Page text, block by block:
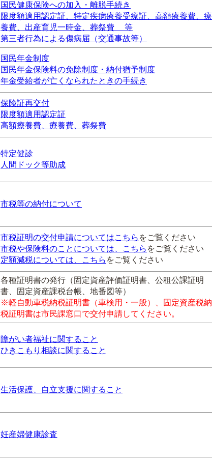
国民健康保険への加入・離脱手続き
限度額適用認定証、特定疾病療養受療証、高額療養費、療
養費、出産育児一時金、葬祭費 等
第三者行為による傷病届（交通事故等）
国民年金制度
国民年金保険料の免除制度・納付猶予制度
年金受給者が亡くなられたときの手続き
保険証再交付
限度額適用認定証
高額療養費、療養費、葬祭費
特定健診
人間ドック等助成
市税等の納付について
市税証明の交付申請についてはこちら をご覧ください
市税や保険料のことについては、こちら をご覧ください
定額減税については、こちら をご覧ください
各種証明書の発行（固定資産評価証明書、公租公課証明
書、固定資産課税台帳、地番図等）
※軽自動車税納税証明書（車検用・一般）、固定資産税納
税証明書は市民課窓口で交付申請してください。
障がい者福祉に関すること
ひきこもり相談に関すること
生活保護、自立支援に関すること
妊産婦健康診査